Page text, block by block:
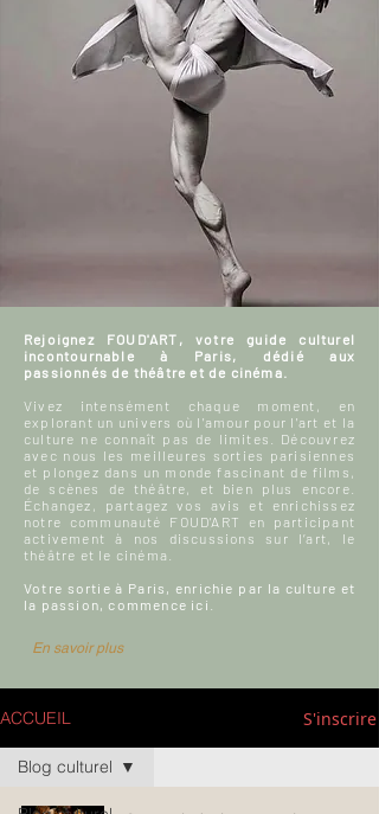
Rejoignez FOUD'ART, votre guide culturel
incontournable à Paris, dédié aux
passionnés de théâtre et de cinéma.
Vivez intensément chaque moment, en
explorant un univers où l'amour pour l'art et la
culture ne connaît pas de limites. Découvrez
avec nous les meilleures sorties parisiennes
et plongez dans un monde fascinant de films,
de scènes de théâtre, et bien plus encore.
Échangez, partagez vos avis et enrichissez
notre communauté FOUD'ART en participant
activement à nos discussions sur l’art, le
théâtre et le cinéma.
Votre sortie à Paris, enrichie par la culture et
la passion, commence ici.
En savoir plus
ACCUEIL S'inscrire
Blog culturel